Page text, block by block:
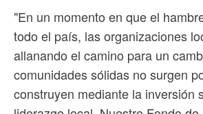
"En un momento en que el
todo el país, las organizaciones
allanando el camino para un
comunidades sólidas no surgen
construyen mediante la inversión